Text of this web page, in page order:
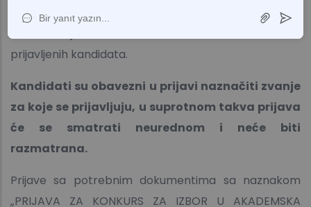
ovjerene kopije istih. U toku postupka izbora, Komisija
prijavljenih kandidata.
Kandidati su obavezni u prijavi naznačiti zvanje
za koje se prijavljuju, u suprotnom takva prijava
će se smatrati neurednom i neće biti
razmatrana.
Prijave sa potrebnim dokumentima sa naznakom
„PRIJAVA ZA KONKURS ZA IZBOR U AKADEMSKA